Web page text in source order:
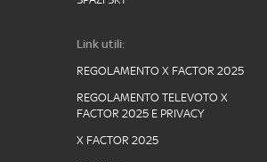
Link utili:
REGOLAMENTO X FACTOR 2025
REGOLAMENTO TELEVOTO X
FACTOR 2025 E PRIVACY
X FACTOR 2025